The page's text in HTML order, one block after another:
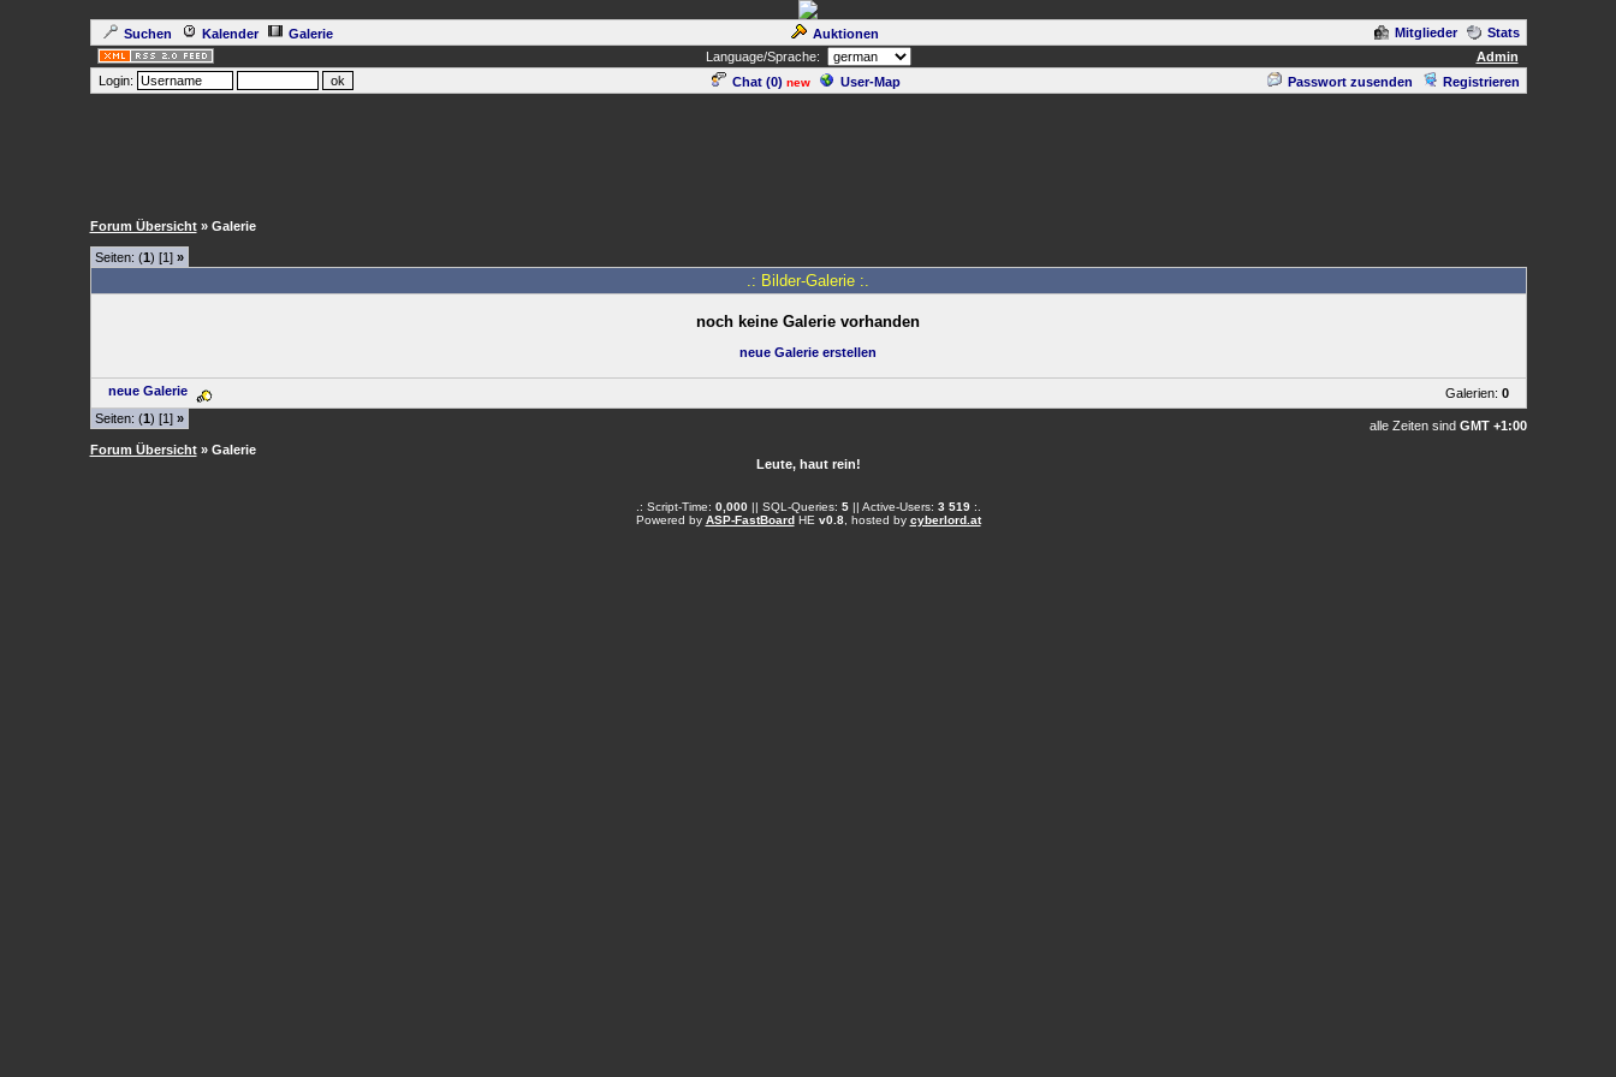
Suchen Kalender Galerie Auktionen Mitglieder
Stats
Language/Sprache:
Admin
Login:
Chat (0) new User-Map Passwort zusenden Registrieren
Forum Übersicht» Galerie
Seiten: (1) [1] »
.: Bilder-Galerie :.
noch keine Galerie vorhanden
neue Galerie erstellen
neue Galerie Galerien: 0
Seiten: (1) [1] » alle Zeiten sind GMT +1:00
Forum Übersicht» Galerie
Leute, haut rein!
.: Script-Time: 0,000|| SQL-Queries: 5|| Active-Users: 3 519:.
Powered by ASP-FastBoardHE v0.8, hosted by cyberlord.at